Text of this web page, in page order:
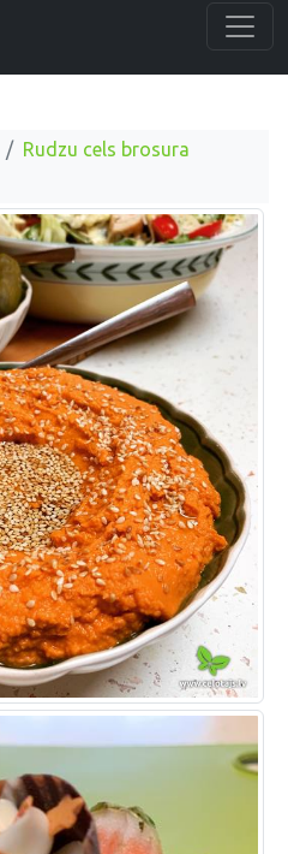
Rudzu cels brosura